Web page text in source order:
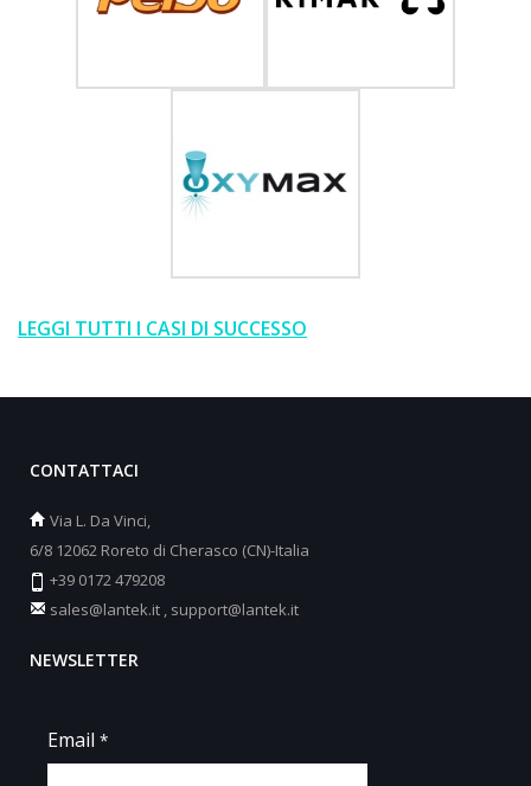
LEGGI TUTTI I CASI DI SUCCESSO
CONTATTACI
Via L. Da Vinci,
6/8 12062 Roreto di Cherasco (CN)-Italia
+39 0172 479208
sales@lantek.it , support@lantek.it
NEWSLETTER